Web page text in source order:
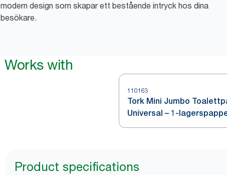
modern design som skapar ett bestående intryck hos dina
besökare.
Works with
110163
Tork Mini Jumbo
Universal – 1-
T2
Product specifications